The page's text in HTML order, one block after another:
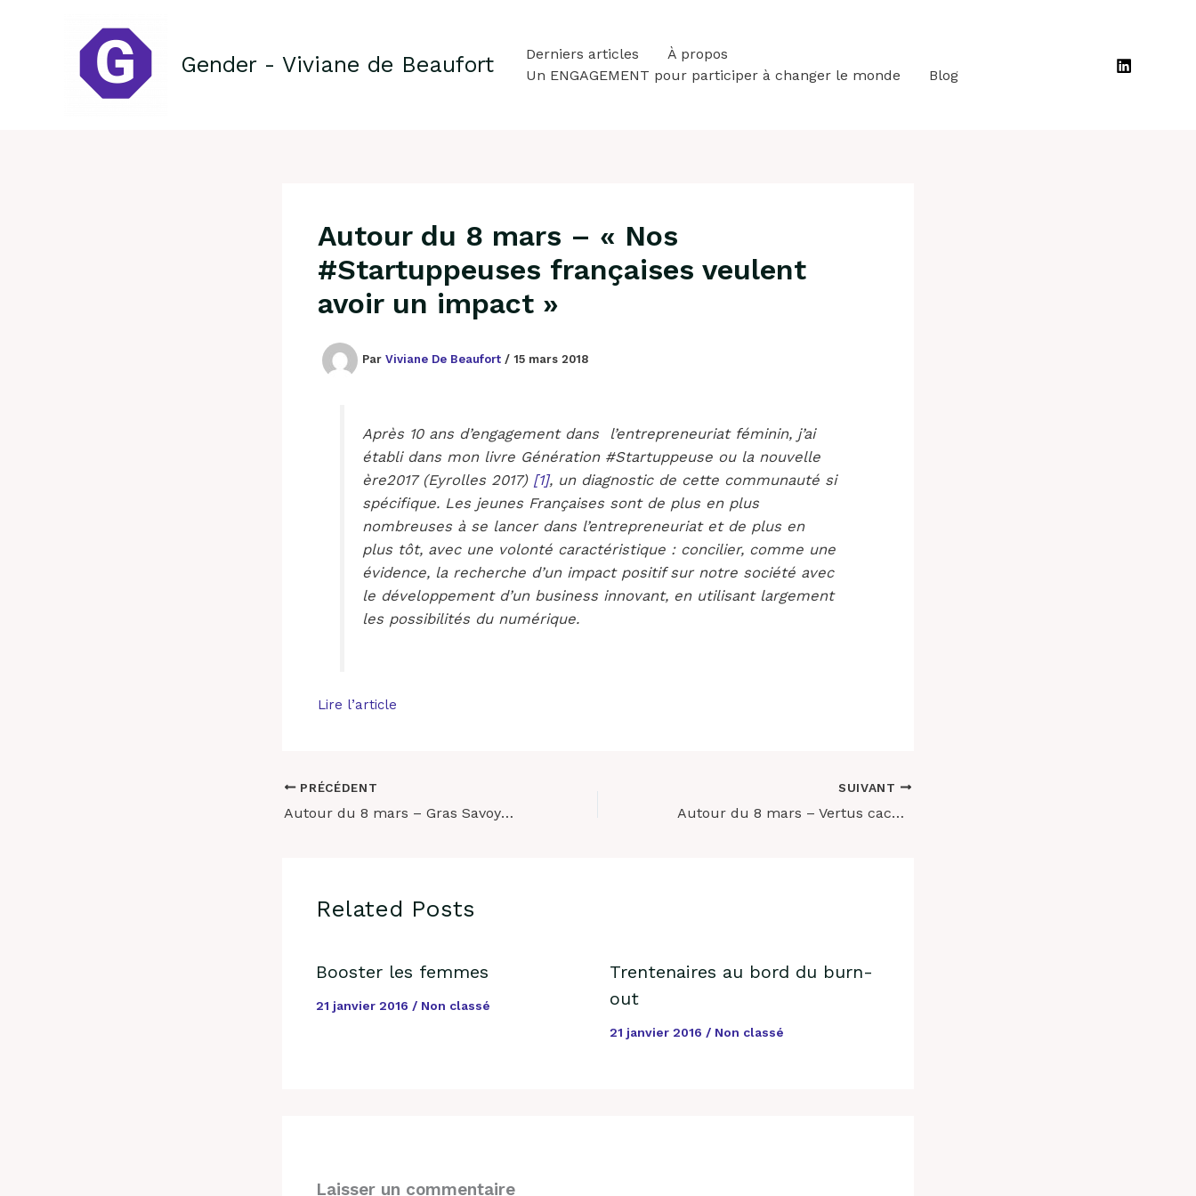
Gender - Viviane de Beaufort Derniers articles
À propos
Un ENGAGEMENT pour participer à changer le monde
Blog
Autour du 8 mars – « Nos
#Startuppeuses françaises veulent
avoir un impact »
Par Viviane De Beaufort / 15 mars 2018
Après 10 ans d’engagement dans l’entrepreneuriat féminin, j’ai
établi dans mon livre Génération #Startuppeuse ou lanouvelle
ère2017 (Eyrolles 2017) [1], un diagnostic de cette communauté si
spécifique. Les jeunes Françaises sont de plus en plus
nombreuses à se lancer dans l’entrepreneuriat et de plus en
plus tôt, avec une volonté caractéristique : concilier, comme une
évidence, la recherche d’un impact positif sur notre société avec
le développement d’un business innovant, en utilisant largement
les possibilités du numérique.
Lire l’article
PRÉCÉDENT
Autour du 8 mars – Gras Savoye Willis Towers Watson s’engage pour les droits de la femme
SUIVANT
Autour du 8 mars – Vertus cachées de la féminisation des conseils
Related Posts
Booster les femmes
21 janvier 2016 / Non classé
Trentenaires au bord du burn-
out
21 janvier 2016 / Non classé
Laisser un commentaire